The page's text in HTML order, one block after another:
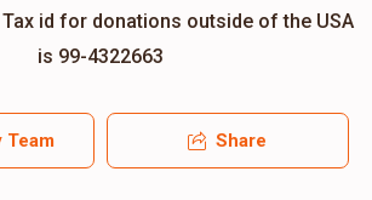
id for donations outside of the USA
is 99-4322663
Team Share